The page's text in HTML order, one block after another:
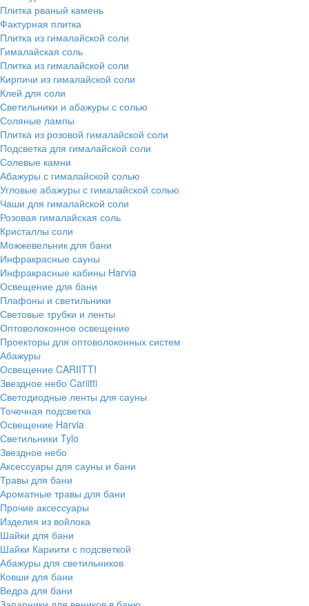
Плитка рваный камень
Фактурная плитка
Плитка из гималайской соли
Гималайская соль
Плитка из гималайской соли
Кирпичи из гималайской соли
Клей для соли
Светильники и абажуры с солью
Соляные лампы
Плитка из розовой гималайской соли
Подсветка для гималайской соли
Солевые камни
Абажуры с гималайской солью
Угловые абажуры с гималайской солью
Чаши для гималайской соли
Розовая гималайская соль
Кристаллы соли
Можжевельник для бани
Инфракрасные сауны
Инфракрасные кабины Harvia
Освещение для бани
Плафоны и светильники
Световые трубки и ленты
Оптоволоконное освещение
Проекторы для оптоволоконных систем
Абажуры
Освещение CARIITTI
Звездное небо Cariitti
Светодиодные ленты для сауны
Точечная подсветка
Освещение Harvia
Светильники Tylo
Звездное небо
Аксессуары для сауны и бани
Травы для бани
Ароматные травы для бани
Прочие аксессуары
Изделия из войлока
Шайки для бани
Шайки Кариити с подсветкой
Абажуры для светильников
Ковши для бани
Ведра для бани